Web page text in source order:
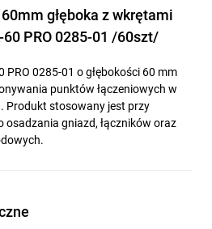
głęboka z wkrętami
60 PRO 0285-01 /60szt/
0285-01 o głębokości 60 mm
punktów łączeniowych w
Produkt stosowany jest przy
gniazd, łączników oraz